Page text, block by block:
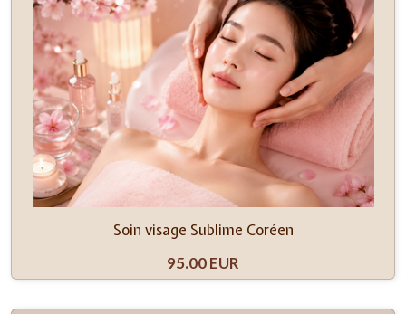
Soin visage Sublime Coréen
95.00 EUR